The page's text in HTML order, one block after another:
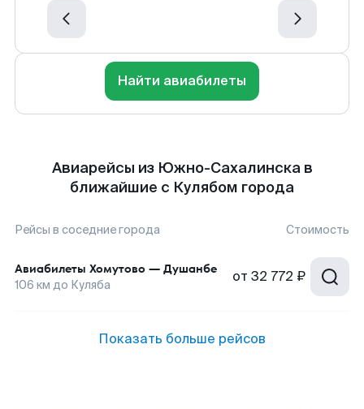
Найти авиабилеты
Авиарейсы из Южно-Сахалинска в
ближайшие с Кулябом города
Рейсы в соседние города Стоимость
Авиабилеты Хомутово — Душанбе
106 км до Куляба от 32 772 ₽
Показать больше рейсов